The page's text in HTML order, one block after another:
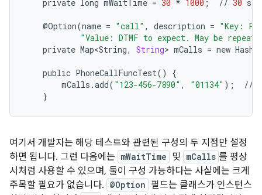
private long mWaitTime = 30 * 1000 ; // 30
@Option(name = "call" , description = "Key:
"Value: DTMF to expect. May be
private Map<String, String> mCalls = new
public PhoneCallFuncTest()
{
mCalls .add( "123-456-7890" , "01134" ); //
}
여기서 개발자는 해당 테스트와 관련된 구성의 두 지점만 설정
하면 됩니다. 그런 다음에는 mWaitTime 및 mCalls 를 평상
시처럼 사용할 수 있으며, 둘이 구성 가능하다는 사실에는 크게
주목할 필요가 없습니다. @Option 필드는 클래스가 인스턴스